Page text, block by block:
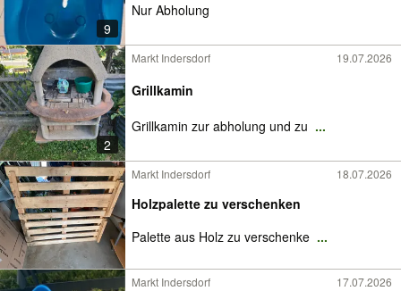
9
Nur Abholung
2
Markt Indersdorf 19.07.2026
Grillkamin
Grillkamin zur abholung und zu ...
Markt Indersdorf 18.07.2026
Holzpalette zu verschenken
Palette aus Holz zu verschenke ...
Markt Indersdorf 17.07.2026